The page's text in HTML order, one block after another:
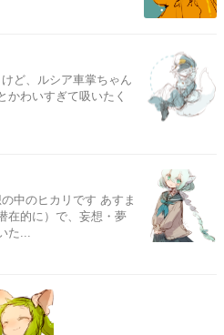
ど、ルシア車掌ちゃん
かわいすぎて吸いたく
中のヒカリです あすま
在的に）で、妄想・夢
た...